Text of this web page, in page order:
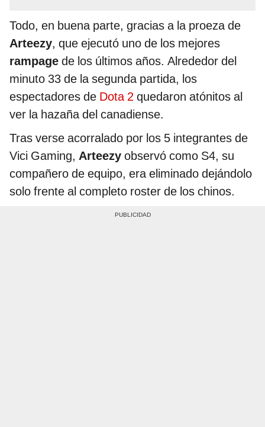
Todo, en buena parte, gracias a la proeza de
Arteezy, que ejecutó uno de los mejores
rampage de los últimos años. Alrededor del
minuto 33 de la segunda partida, los
espectadores de Dota 2 quedaron atónitos al
ver la hazaña del canadiense.
Tras verse acorralado por los 5 integrantes de
Vici Gaming, Arteezy observó como S4, su
compañero de equipo, era eliminado dejándolo
solo frente al completo roster de los chinos.